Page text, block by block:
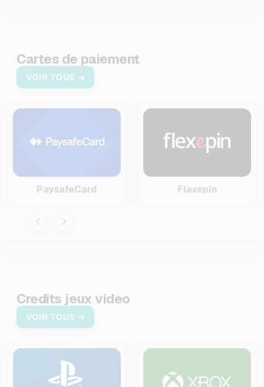
Cartes de paiement
VOIR TOUS
PaysafeCard Flexepin
Credits jeux video
VOIR TOUS